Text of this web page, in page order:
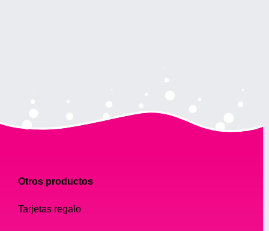
Otros productos
Tarjetas regalo